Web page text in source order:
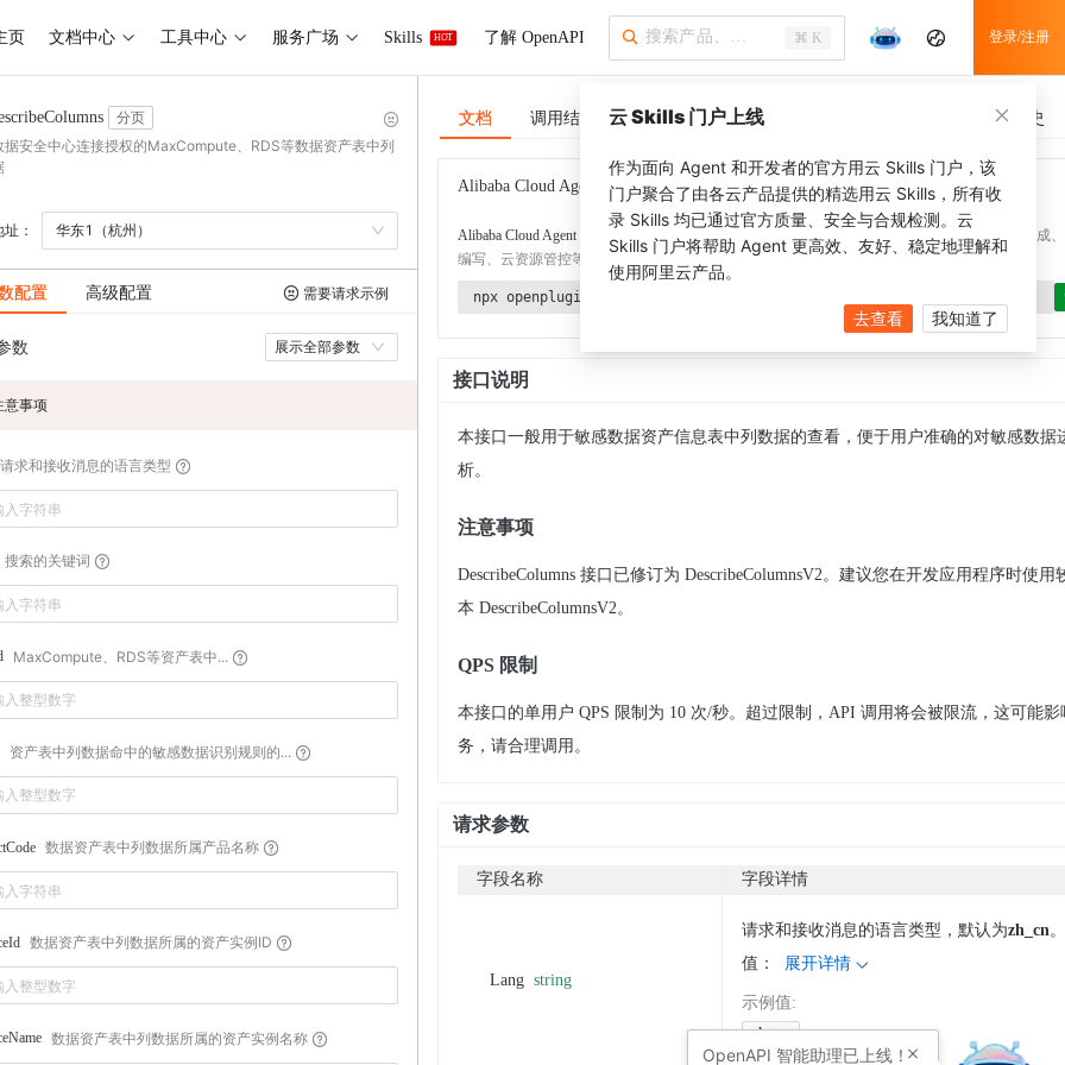
页 文档中心 工具中心 服务广场 Skills HOT 了解 OpenAPI ⌘ K 登录/注册
分页
据安全中心连接授权的MaxCompute、RDS等数据资产表中列
： 华东1（杭州）
配置 高级配置 需要请求示例
数 展示全部参数
意事项
请求和接收消息的语言类型
搜索的关键词
MaxCompute、RDS等资产表中...
资产表中列数据命中的敏感数据识别规则的...
数据资产表中列数据所属产品名称
数据资产表中列数据所属的资产实例ID
数据资产表中列数据所属的资产实例名称
文档 调用结果 SDK 示例 CLI 示例 调用历史
Alibaba Cloud Agent Toolkit 了解更多
Alibaba Cloud Agent Toolkit
提供 Agent 插件、技能、MCP 配置和验证工具，涵盖 SDK 代码生成、
编写、云资源管控等能力。通过 alibabacloud-agent-toolkit-install 技能可快速完成本地配置。
npx openplugin aliyun/alibabacloud-agent-toolkit
接口说明
本接口一般用于敏感数据资产信息表中列数据的查看，便于用户准确的对敏感数据
析。
注意事项
DescribeColumns 接口已修订为 DescribeColumnsV2。建议您在开发应用程序时使用
本 DescribeColumnsV2。
QPS 限制
本接口的单用户 QPS 限制为 10 次/秒。超过限制，API 调用将会被限流，这可能影
务，请合理调用。
请求参数
字段名称 字段详情
Lang string
请求和接收消息的语言类型，默认为zh_cn
值：
展开详情
示例值:
zh_cn
云 Skills 门户上线
作为面向 Agent 和开发者的官方用云 Skills 门户，该
门户聚合了由各云产品提供的精选用云 Skills，所有收
录 Skills 均已通过官方质量、安全与合规检测。云
Skills 门户将帮助 Agent 更高效、友好、稳定地理解和
使用阿里云产品。
去查看 我知道了
OpenAPI 智能助理已上线！